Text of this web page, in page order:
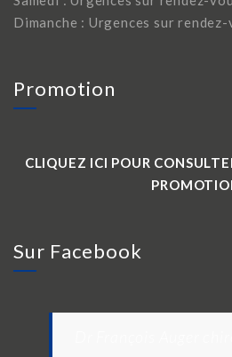
Dimanche : Urgences sur
Promotion
CLIQUEZ ICI POUR
Sur Facebook